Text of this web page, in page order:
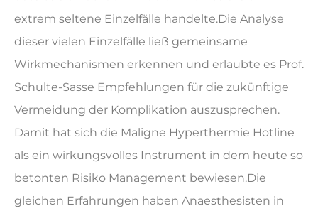
extrem seltene Einzelfälle handelte.Die Analyse
dieser vielen Einzelfälle ließ gemeinsame
Wirkmechanismen erkennen und erlaubte es Prof.
Schulte-Sasse Empfehlungen für die zukünftige
Vermeidung der Komplikation auszusprechen.
Damit hat sich die Maligne Hyperthermie Hotline
als ein wirkungsvolles Instrument in dem heute so
betonten Risiko Management bewiesen.Die
gleichen Erfahrungen haben Anaesthesisten in